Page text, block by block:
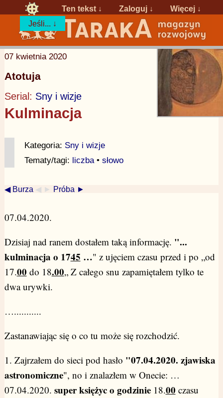
Ten tekst ↓ Zaloguj ↓
Więcej ↓
Jeśli... ↓
07 kwietnia 2020
Atotuja
Serial: Sny i wizje
Kulminacja
Kategoria: Sny i wizje
Tematy/tagi: liczba• słowo
◀ Burza ◀ ► Próba ►
07.04.2020.
Dzisiaj nad ranem dostałem taką informację. "...
kulminacja o 1745 …" z ujęciem czasu przed i po „od
17.00 do 18.00„ Z całego snu zapamiętałem tylko te
dwa urywki.
…...........
Zastanawiając się o co tu może się rozchodzić.
1. Zajrzałem do sieci pod hasło "07.04.2020. zjawiska
astronomiczne", no i znalazłem w Onecie: …
07.04.2020. super księżyc o godzinie18.00 czasu